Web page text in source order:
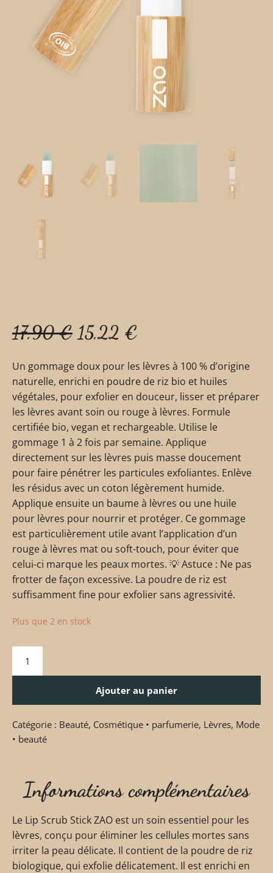
17,90€ 15,22 €
Un gommage doux pour les lèvres à 100 % d’origine
naturelle, enrichi en poudre de riz bio et huiles
végétales, pour exfolier en douceur, lisser et préparer
les lèvres avant soin ou rouge à lèvres. Formule
certifiée bio, vegan et rechargeable. Utilise le
gommage 1 à 2 fois par semaine. Applique
directement sur les lèvres puis masse doucement
pour faire pénétrer les particules exfoliantes. Enlève
les résidus avec un coton légèrement humide.
Applique ensuite un baume à lèvres ou une huile
pour lèvres pour nourrir et protéger. Ce gommage
est particulièrement utile avant l’application d’un
rouge à lèvres mat ou soft-touch, pour éviter que
celui-ci marque les peaux mortes. 💡 Astuce : Ne pas
frotter de façon excessive. La poudre de riz est
suffisamment fine pour exfolier sans agressivité.
Plus que 2 en stock
Ajouter au panier
Catégorie : Beauté, Cosmétique • parfumerie, Lèvres, Mode
• beauté
Informations complémentaires
Le Lip Scrub Stick ZAO est un soin essentiel pour les
lèvres, conçu pour éliminer les cellules mortes sans
irriter la peau délicate. Il contient de la poudre de riz
biologique, qui exfolie délicatement. Il est enrichi en